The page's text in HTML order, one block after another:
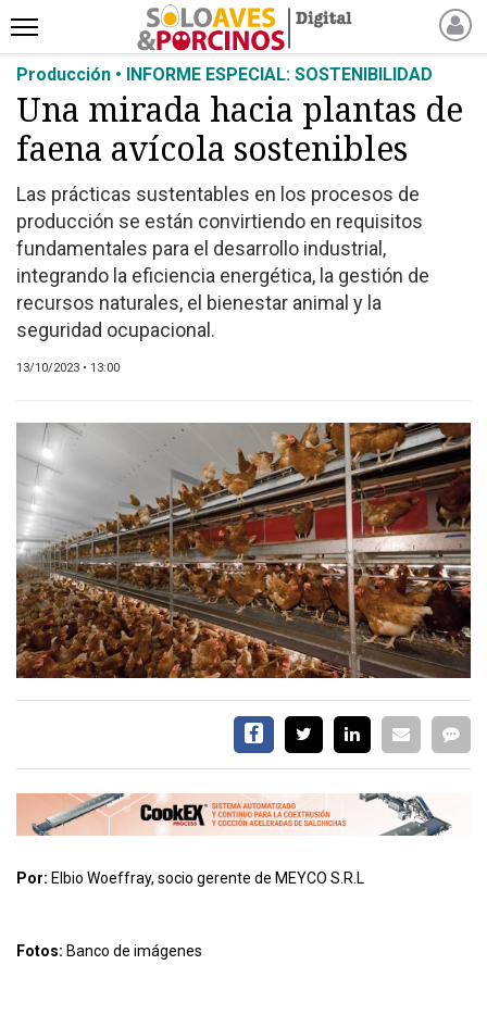
INICIO
NOTICIAS RECIENTES
NOTICIAS
PRODUCCIÓN
PROCESO
PRODUCTO
NUEVOS PRODUCTOS
MARKETPLACE
REVISTAS
CAPACITACIONES
DIRECTORIO
CALENDARIO
MEDIA KIT
TEMAS DESTACADOS
AVICULTURA
PRODUCCIÓN
TECNOLOGÍA
POLLO
ARGENTINA
MERCADO
Producción • INFORME ESPECIAL: SOSTENIBILIDAD
Una mirada hacia plantas de
faena avícola sostenibles
Las prácticas sustentables en los procesos de
producción se están convirtiendo en requisitos
fundamentales para el desarrollo industrial,
integrando la eficiencia energética, la gestión de
recursos naturales, el bienestar animal y la
seguridad ocupacional.
13/10/2023 • 13:00
Por: Elbio Woeffray, socio gerente de MEYCO S.R.L
Fotos: Banco de imágenes